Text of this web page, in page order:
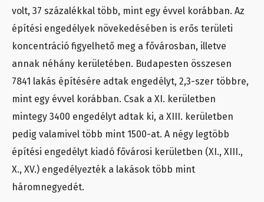
volt, 37 százalékkal több, mint egy évvel korábban. Az
építési engedélyek növekedésében is erős területi
koncentráció figyelhető meg a fővárosban, illetve
annak néhány kerületében. Budapesten összesen
7841 lakás építésére adtak engedélyt, 2,3-szer többre,
mint egy évvel korábban. Csak a XI. kerületben
mintegy 3400 engedélyt adtak ki, a XIII. kerületben
pedig valamivel több mint 1500-at. A négy legtöbb
építési engedélyt kiadó fővárosi kerületben (XI., XIII.,
X., XV.) engedélyezték a lakások több mint
háromnegyedét.